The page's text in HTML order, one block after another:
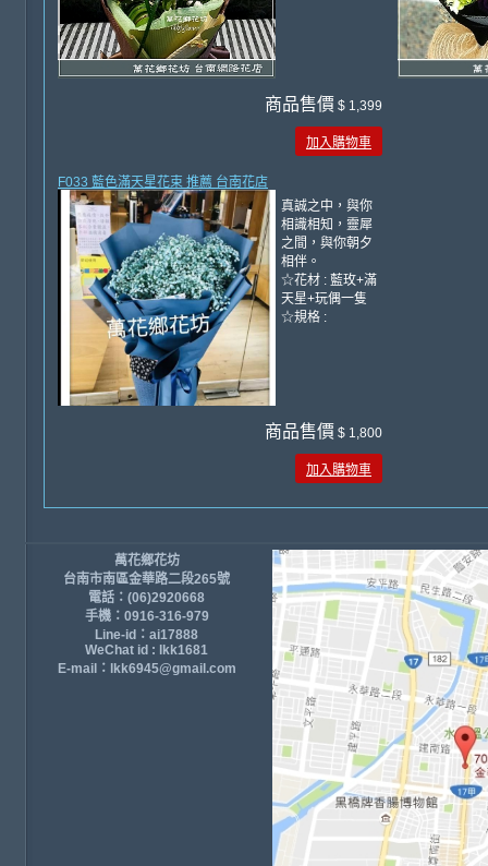
商品售價 $ 1,399
加入購物車
F033 藍色滿天星花束 推薦 台南花店
真誠之中，與你
相識相知，靈犀
之間，與你朝夕
相伴。
☆花材 : 藍玫+滿
天星+玩偶一隻
☆規格 :
商品售價 $ 1,800
加入購物車
萬花鄉花坊
台南市南區金華路二段265號
電話：(06)2920668
手機：0916-316-979
Line-id：ai17888
WeChat id : lkk1681
E-mail：lkk6945@gmail.com